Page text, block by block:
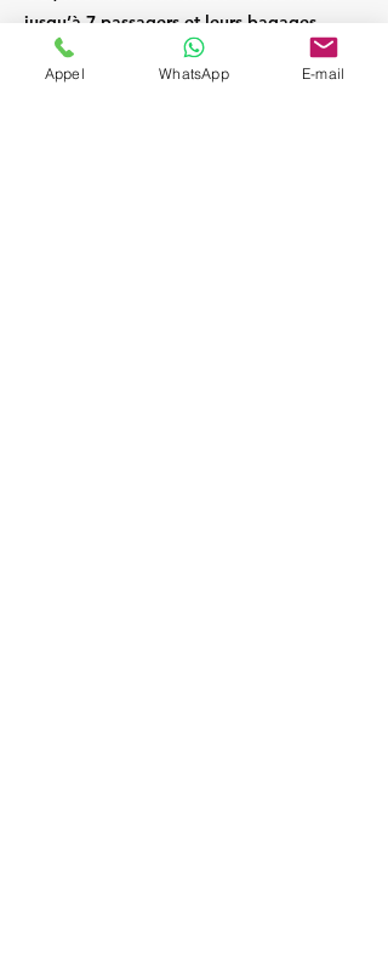
jusqu’à 7 passagers et leurs bagages.
Appel WhatsApp E-mail